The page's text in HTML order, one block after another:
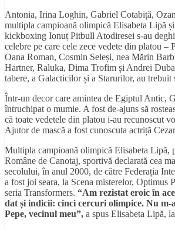
Antonia, Irina Loghin, Gabriel Cotabiță,
multipla campioană olimpică Elisabeta Lipă
kickboxing Ionuț Pitbull Atodiresei s-au
celebre pe care cele zece vedete din platou –
Oana Roman, Cosmin Seleși, nea Mărin
Hartner, Raluka, Dima Trofim și Andrei
tabere, a Galacticilor și a Starurilor, au trebuit
Într-un decor care amintea de Egiptul Antic,
întruchipat o mumie. A fost de-ajuns să
că toate vedetele din platou i-au recunoscut
Ajutor de mască a fost cunoscuta actriță
Multipla campioană olimpică Elisabeta Lipă,
Române de Canotaj, sportivă declarată cea
secolului, în anul 2000, de către Federația
a fost joi seara, la Scena misterelor, Optimus
seria Transformers. “Am rezistat eroic în
dat și indicii: cinci cercuri olimpice. Nu m-
Pepe, vecinul meu”, a spus Elisabeta Lipă,